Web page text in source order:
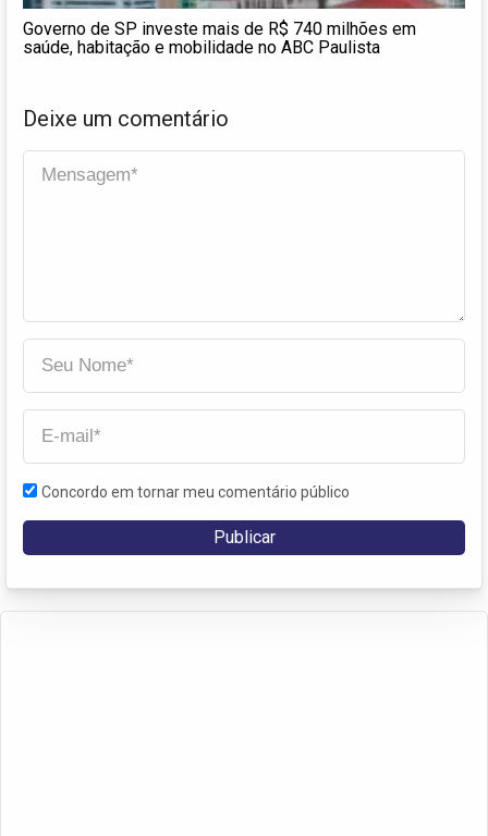
Governo de SP investe mais de R$ 740 milhões em
saúde, habitação e mobilidade no ABC Paulista
Deixe um comentário
Concordo em tornar meu comentário público